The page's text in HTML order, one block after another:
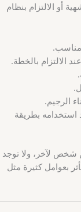
أو الالتزام بنظام
مناسب.
الالتزام بالخطة.
الرجيم.
بطريقة
لآخر، ولا توجد
بعوامل كثيرة مثل